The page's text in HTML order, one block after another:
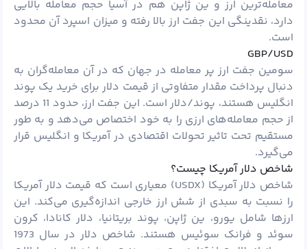
معامله‌ترین ارز و ین ژاپن هم در آسیا حجم معامله‌ بالایی
دارد، نقدینگی این جفت ارز بالا رفته و میزان اسپرد آن محدود
است.
GBP/USD
سومین جفت ارز پر معامله در جهان که در آن معامله‌گران به
دنبال پرداخت مقدار متفاوتی از قیمت دلار برای خرید یک پوند
انگلیس هستند، پوند/دلار است. این جفت ارز، حدود 11 درصد
از حجم معامله‌های ارزی را به خود اختصاص می‌دهد و به طور
مستقیم تحت تاثیر تحولات اقتصادی در آمریکا و انگلیس قرار
می‌گیرد.
شاخص دلار آمریکا چیست؟
شاخص دلار آمریکا (USDX) معیاری است که قیمت دلار آمریکا
را نسبت به سبدی از شش ارز خارجی اندازه‌گیری می‌کند. این
ارزها شامل یورو، ین ژاپن، پوند بریتانیا، دلار کانادا، کرون
سوئد و فرانک سوئیس هستند. شاخص دلار در سال 1973